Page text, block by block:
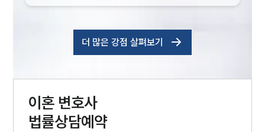
더 많은 강점 살펴보기
이혼 변호사
법률상담예약